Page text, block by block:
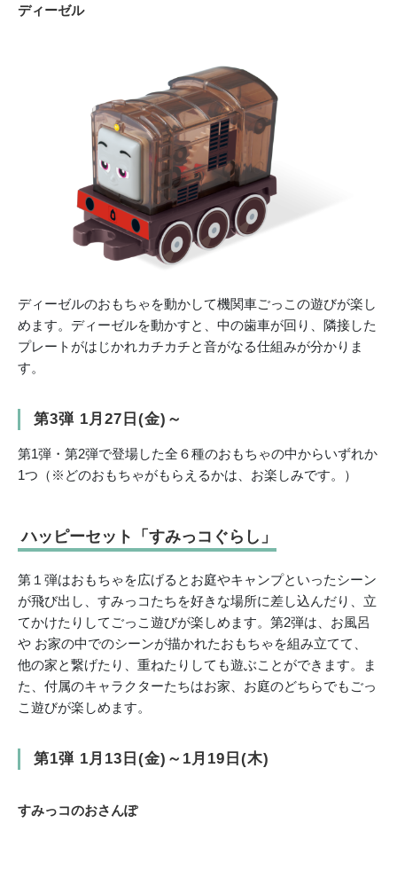
ディーゼル
ディーゼルのおもちゃを動かして機関車ごっこの遊びが楽し
めます。ディーゼルを動かすと、中の歯車が回り、隣接した
プレートがはじかれカチカチと音がなる仕組みが分かりま
す。
第3弾 1月27日(金)～
第1弾・第2弾で登場した全６種のおもちゃの中からいずれか
1つ（※どのおもちゃがもらえるかは、お楽しみです。）
ハッピーセット「すみっコぐらし」
第１弾はおもちゃを広げるとお庭やキャンプといったシーン
が飛び出し、すみっコたちを好きな場所に差し込んだり、立
てかけたりしてごっこ遊びが楽しめます。第2弾は、お風呂
や お家の中でのシーンが描かれたおもちゃを組み立てて、
他の家と繋げたり、重ねたりしても遊ぶことができます。ま
た、付属のキャラクターたちはお家、お庭のどちらでもごっ
こ遊びが楽しめます。
第1弾 1月13日(金)～1月19日(木)
すみっコのおさんぽ